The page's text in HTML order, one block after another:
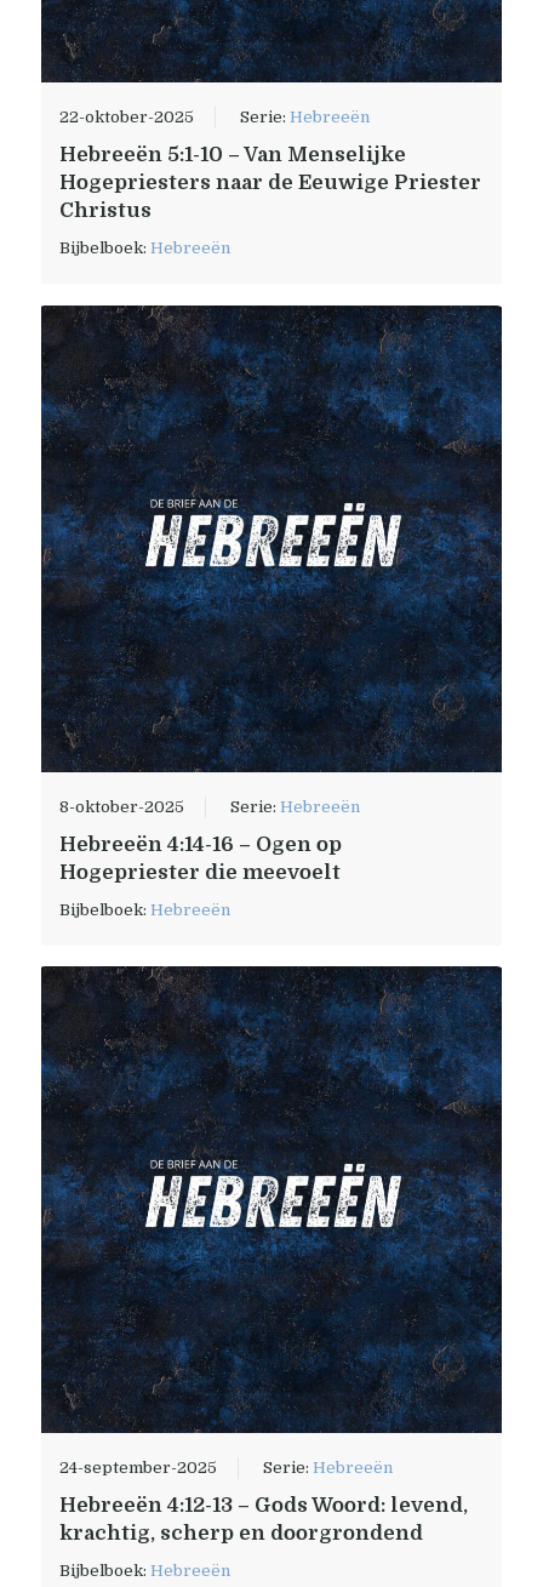
22-oktober-2025 Serie:Hebreeën
Hebreeën 5:1-10 – Van Menselijke
Hogepriesters naar de Eeuwige Priester
Christus
Bijbelboek:Hebreeën
8-oktober-2025 Serie:Hebreeën
Hebreeën 4:14-16 – Ogen op
Hogepriester die meevoelt
Bijbelboek:Hebreeën
24-september-2025 Serie:Hebreeën
Hebreeën 4:12-13 – Gods Woord: levend,
krachtig, scherp en doorgrondend
Bijbelboek:Hebreeën